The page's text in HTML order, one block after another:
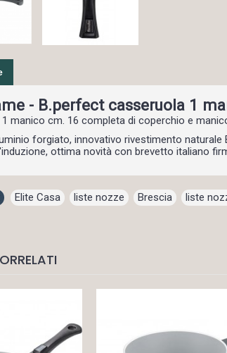
- B.perfect casseruola 1
manico cm. 16 completa di coperchio e
forgiato, innovativo rivestimento naturale
ottima novità con brevetto italiano
Elite Casa liste nozze Brescia liste